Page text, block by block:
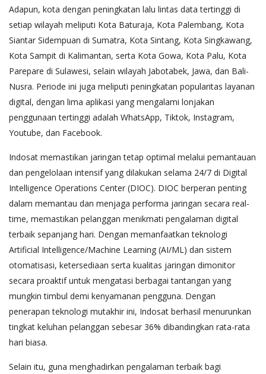
Adapun, kota dengan peningkatan lalu lintas data tertinggi di
setiap wilayah meliputi Kota Baturaja, Kota Palembang, Kota
Siantar Sidempuan di Sumatra, Kota Sintang, Kota Singkawang,
Kota Sampit di Kalimantan, serta Kota Gowa, Kota Palu, Kota
Parepare di Sulawesi, selain wilayah Jabotabek, Jawa, dan Bali-
Nusra. Periode ini juga meliputi peningkatan popularitas layanan
digital, dengan lima aplikasi yang mengalami lonjakan
penggunaan tertinggi adalah WhatsApp, Tiktok, Instagram,
Youtube, dan Facebook.
Indosat memastikan jaringan tetap optimal melalui pemantauan
dan pengelolaan intensif yang dilakukan selama 24/7 di Digital
Intelligence Operations Center (DIOC). DIOC berperan penting
dalam memantau dan menjaga performa jaringan secara real-
time, memastikan pelanggan menikmati pengalaman digital
terbaik sepanjang hari. Dengan memanfaatkan teknologi
Artificial Intelligence/Machine Learning (AI/ML) dan sistem
otomatisasi, ketersediaan serta kualitas jaringan dimonitor
secara proaktif untuk mengatasi berbagai tantangan yang
mungkin timbul demi kenyamanan pengguna. Dengan
penerapan teknologi mutakhir ini, Indosat berhasil menurunkan
tingkat keluhan pelanggan sebesar 36% dibandingkan rata-rata
hari biasa.
Selain itu, guna menghadirkan pengalaman terbaik bagi